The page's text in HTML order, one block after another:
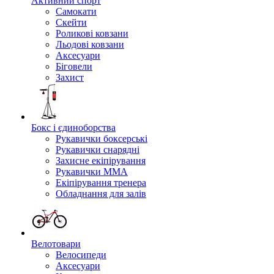
Самокати
Скейти
Роликові ковзани
Льодові ковзани
Аксесуари
Біговели
Захист
Бокс і єдиноборства
Рукавички боксерські
Рукавички снарядні
Захисне екіпірування
Рукавички ММА
Екіпірування тренера
Обладнання для залів
Велотовари
Велосипеди
Аксесуари